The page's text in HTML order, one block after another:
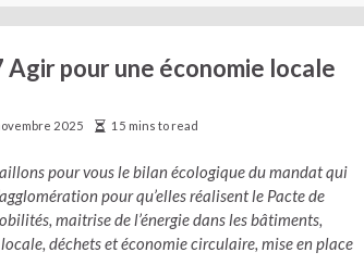
pour une économie locale
2025 15 mins to read
pour vous le bilan écologique du mandat qui
pour qu’elles réalisent le Pacte de
maitrise de l’énergie dans les bâtiments,
déchets et économie circulaire, mise en place